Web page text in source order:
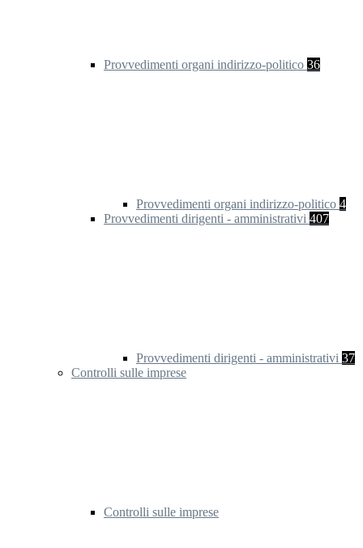
Provvedimenti organi indirizzo-politico 36
Provvedimenti organi indirizzo-politico 4
Provvedimenti dirigenti - amministrativi 407
Provvedimenti dirigenti - amministrativi 37
Controlli sulle imprese
Controlli sulle imprese